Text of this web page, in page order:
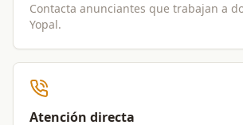
Contacta anunciantes que trabajan a
Yopal.
Atención directa